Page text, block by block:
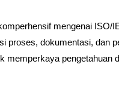
mengenai ISO/
proses, dokumentasi, dan
memperkaya pengetahuan